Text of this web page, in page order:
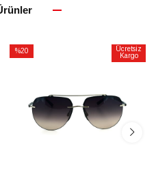
%20
Ücretsiz
Kargo